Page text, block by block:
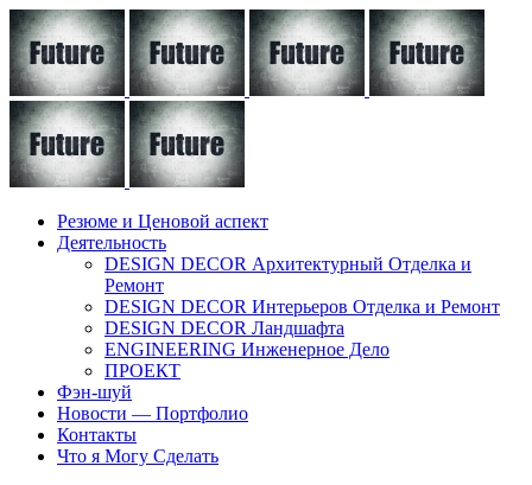
Резюме и Ценовой аспект
Деятельность
DESIGN DECOR Архитектурный Отделка и
Ремонт
DESIGN DECOR Интерьеров Отделка и Ремонт
DESIGN DECOR Ландшафта
ENGINEERING Инженерное Дело
ПРОЕКТ
Фэн-шуй
Новости — Портфолио
Контакты
Что я Могу Сделать